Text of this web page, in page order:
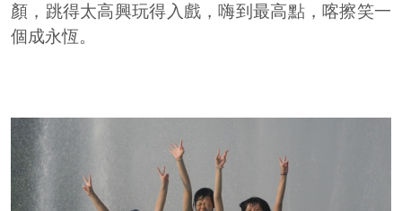
顏，跳得太高興玩得入戲，嗨到最高點，喀擦笑一
個成永恆。